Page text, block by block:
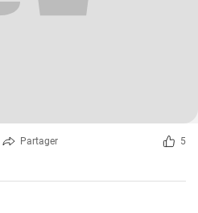
Partager 5